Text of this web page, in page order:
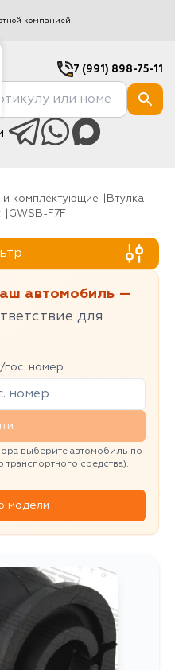
компанией
7 (991) 898-75-11
и комплектующие
Втулка
GWSB-F7F
автомобиль —
для
номер
выберите автомобиль по
средства).
модели